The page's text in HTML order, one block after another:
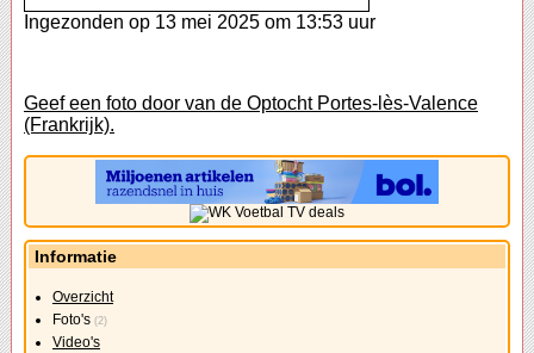
Ingezonden op 13 mei 2025 om 13:53 uur
Geef een foto door van de Optocht Portes-lès-Valence
(Frankrijk).
Informatie
Overzicht
Foto's (2)
Video's